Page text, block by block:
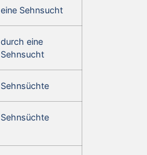
eine Sehnsucht
durch eine
Sehnsucht
Sehnsüchte
Sehnsüchte